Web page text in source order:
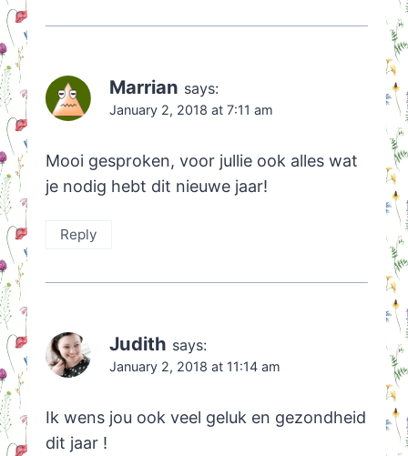
Marrian says:
January 2, 2018 at 7:11 am
Mooi gesproken, voor jullie ook alles wat
je nodig hebt dit nieuwe jaar!
Reply
Judith says:
January 2, 2018 at 11:14 am
Ik wens jou ook veel geluk en gezondheid
dit jaar !